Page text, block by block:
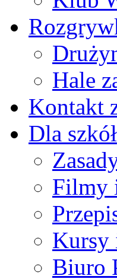
Hale
Kontakt
Dla szkół
Filmy
Kursy
Biuro